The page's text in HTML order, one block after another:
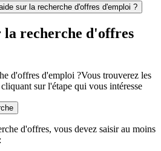
sur la recherche d'offres d'emploi ?
la recherche d'offres
d'offres d'emploi ?Vous trouverez les
sur l'étape qui vous intéresse
d'offres, vous devez saisir au moins